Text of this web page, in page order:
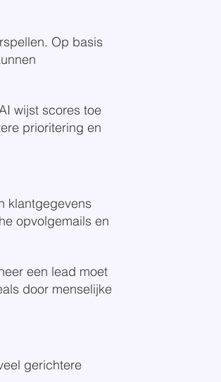
Op basis
wijst scores toe
prioritering en
klantgegevens
opvolgemails en
een lead moet
door menselijke
gerichtere